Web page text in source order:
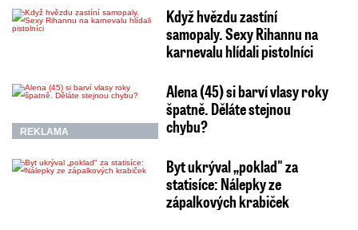
Když hvězdu zastíní
samopaly. Sexy Rihannu na
karnevalu hlídali pistolníci
REKLAMA
Alena (45) si barví vlasy roky
špatně. Děláte stejnou
chybu?
Byt ukrýval „poklad" za
statisíce: Nálepky ze
zápalkových krabiček